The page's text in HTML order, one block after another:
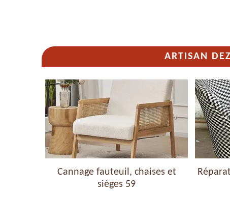
ARTISAN
Cannage fauteuil, chaises et
sièges 59